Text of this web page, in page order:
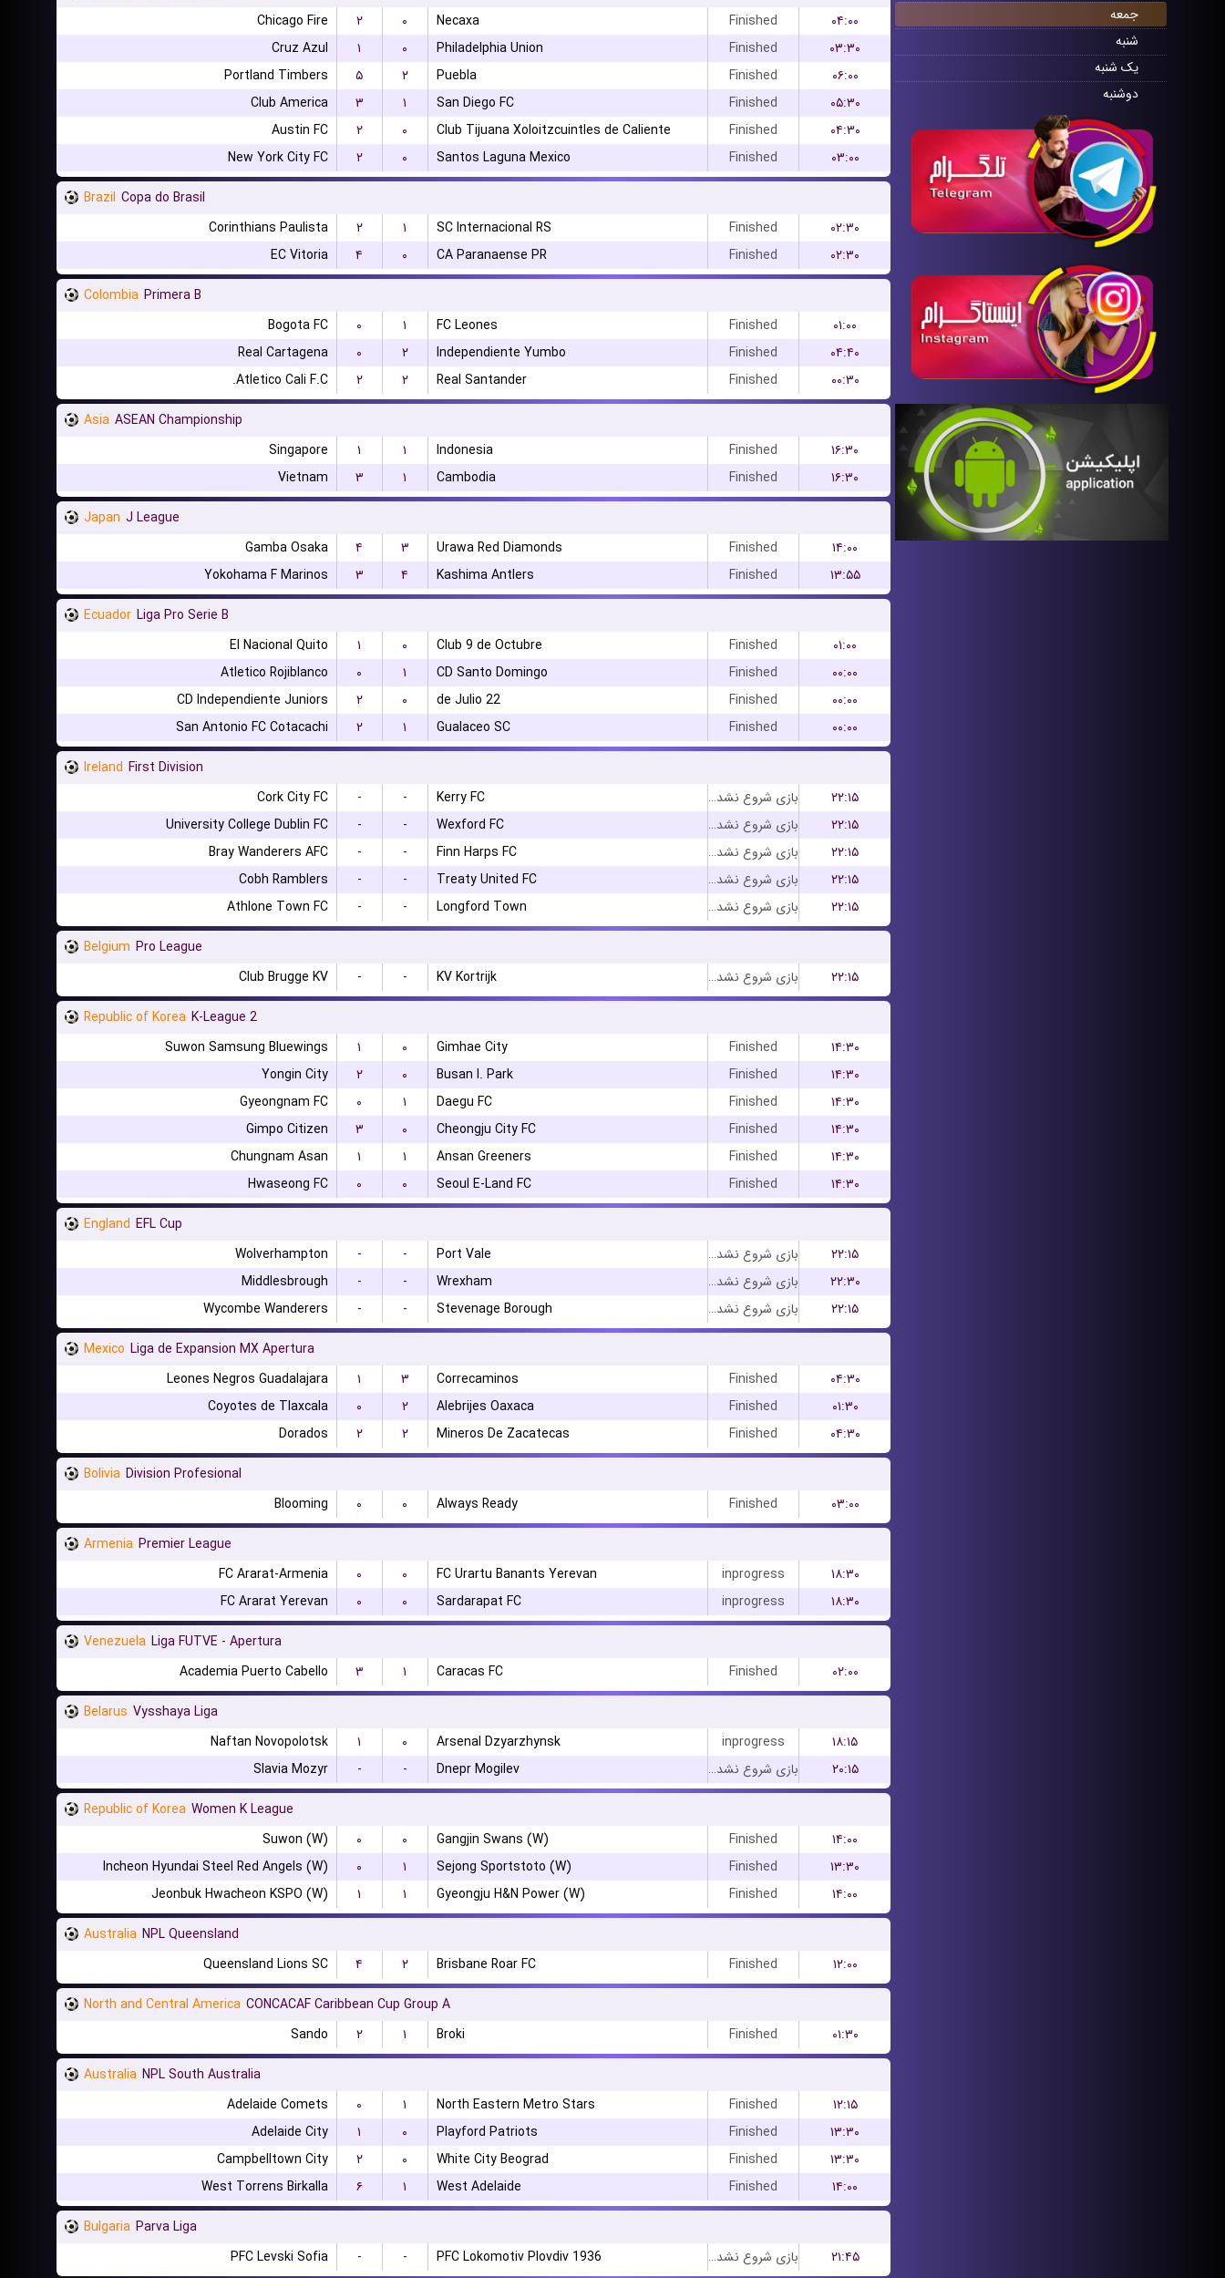
جمعه
شنبه
یک شنبه
دوشنبه
Chicago Fire
۲ ۰ Necaxa Finished
۰۴:۰۰
Cruz Azul
۱ ۰ Philadelphia Union Finished
۰۳:۳۰
Portland Timbers
۵ ۲ Puebla Finished
۰۶:۰۰
Club America
۳ ۱ San Diego FC Finished
۰۵:۳۰
Austin FC
۲ ۰ Club Tijuana Xoloitzcuintles de Caliente Finished
۰۴:۳۰
New York City FC
۲ ۰ Santos Laguna Mexico Finished
۰۳:۰۰
Brazil Copa do Brasil
Corinthians Paulista
۲ ۱ SC Internacional RS Finished
۰۲:۳۰
EC Vitoria
۴ ۰ CA Paranaense PR Finished
۰۲:۳۰
Colombia Primera B
Bogota FC
۰ ۱ FC Leones Finished
۰۱:۰۰
Real Cartagena
۰ ۲ Independiente Yumbo Finished
۰۴:۴۰
Atletico Cali F.C.
۲ ۲ Real Santander Finished
۰۰:۳۰
Asia ASEAN Championship
Singapore
۱ ۱ Indonesia Finished
۱۶:۳۰
Vietnam
۳ ۱ Cambodia Finished
۱۶:۳۰
Japan J League
Gamba Osaka
۴ ۳ Urawa Red Diamonds Finished
۱۴:۰۰
Yokohama F Marinos
۳ ۴ Kashima Antlers Finished
۱۳:۵۵
Ecuador Liga Pro Serie B
El Nacional Quito
۱ ۰ Club 9 de Octubre Finished
۰۱:۰۰
Atletico Rojiblanco
۰ ۱ CD Santo Domingo Finished
۰۰:۰۰
CD Independiente Juniors
۲ ۰ 22 de Julio Finished
۰۰:۰۰
San Antonio FC Cotacachi
۲ ۱ Gualaceo SC Finished
۰۰:۰۰
Ireland First Division
Cork City FC
- - Kerry FC بازی شروع نشده است
۲۲:۱۵
University College Dublin FC
- - Wexford FC بازی شروع نشده است
۲۲:۱۵
Bray Wanderers AFC
- - Finn Harps FC بازی شروع نشده است
۲۲:۱۵
Cobh Ramblers
- - Treaty United FC بازی شروع نشده است
۲۲:۱۵
Athlone Town FC
- - Longford Town بازی شروع نشده است
۲۲:۱۵
Belgium Pro League
Club Brugge KV
- - KV Kortrijk بازی شروع نشده است
۲۲:۱۵
Republic of Korea K-League 2
Suwon Samsung Bluewings
۱ ۰ Gimhae City Finished
۱۴:۳۰
Yongin City
۲ ۰ Busan I. Park Finished
۱۴:۳۰
Gyeongnam FC
۰ ۱ Daegu FC Finished
۱۴:۳۰
Gimpo Citizen
۳ ۰ Cheongju City FC Finished
۱۴:۳۰
Chungnam Asan
۱ ۱ Ansan Greeners Finished
۱۴:۳۰
Hwaseong FC
۰ ۰ Seoul E-Land FC Finished
۱۴:۳۰
England EFL Cup
Wolverhampton
- - Port Vale بازی شروع نشده است
۲۲:۱۵
Middlesbrough
- - Wrexham بازی شروع نشده است
۲۲:۳۰
Wycombe Wanderers
- - Stevenage Borough بازی شروع نشده است
۲۲:۱۵
Mexico Liga de Expansion MX Apertura
Leones Negros Guadalajara
۱ ۳ Correcaminos Finished
۰۴:۳۰
Coyotes de Tlaxcala
۰ ۲ Alebrijes Oaxaca Finished
۰۱:۳۰
Dorados
۲ ۲ Mineros De Zacatecas Finished
۰۴:۳۰
Bolivia Division Profesional
Blooming
۰ ۰ Always Ready Finished
۰۳:۰۰
Armenia Premier League
FC Ararat-Armenia
۰ ۰ FC Urartu Banants Yerevan inprogress
۱۸:۳۰
FC Ararat Yerevan
۰ ۰ Sardarapat FC inprogress
۱۸:۳۰
Venezuela Liga FUTVE - Apertura
Academia Puerto Cabello
۳ ۱ Caracas FC Finished
۰۲:۰۰
Belarus Vysshaya Liga
Naftan Novopolotsk
۱ ۰ Arsenal Dzyarzhynsk inprogress
۱۸:۱۵
Slavia Mozyr
- - Dnepr Mogilev بازی شروع نشده است
۲۰:۱۵
Republic of Korea Women K League
Suwon (W)
۰ ۰ Gangjin Swans (W) Finished
۱۴:۰۰
Incheon Hyundai Steel Red Angels (W)
۰ ۱ Sejong Sportstoto (W) Finished
۱۳:۳۰
Jeonbuk Hwacheon KSPO (W)
۱ ۱ Gyeongju H&N Power (W) Finished
۱۴:۰۰
Australia NPL Queensland
Queensland Lions SC
۴ ۲ Brisbane Roar FC Finished
۱۲:۰۰
North and Central America CONCACAF Caribbean Cup Group A
Sando
۲ ۱ Broki Finished
۰۱:۳۰
Australia NPL South Australia
Adelaide Comets
۰ ۱ North Eastern Metro Stars Finished
۱۲:۱۵
Adelaide City
۱ ۰ Playford Patriots Finished
۱۳:۳۰
Campbelltown City
۲ ۰ White City Beograd Finished
۱۳:۳۰
West Torrens Birkalla
۶ ۱ West Adelaide Finished
۱۴:۰۰
Bulgaria Parva Liga
PFC Levski Sofia
- - PFC Lokomotiv Plovdiv 1936 بازی شروع نشده است ۲۱:۴۵